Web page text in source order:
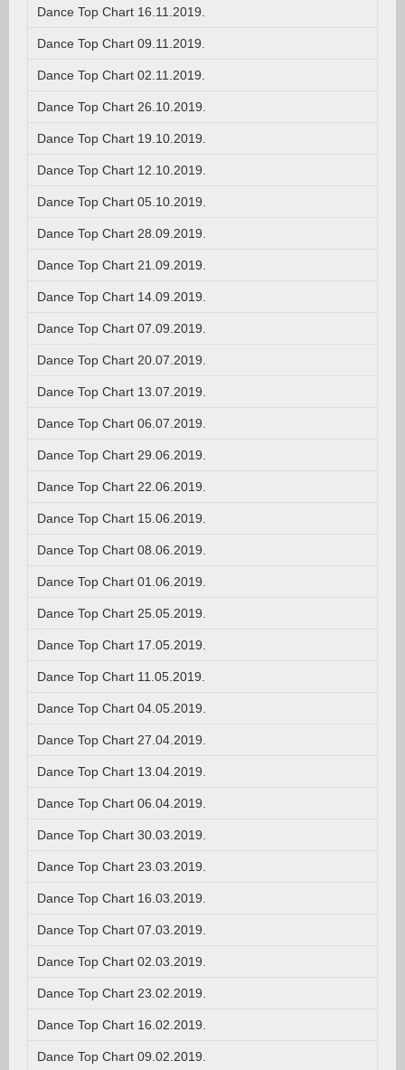
Dance Top Chart 16.11.2019.
Dance Top Chart 09.11.2019.
Dance Top Chart 02.11.2019.
Dance Top Chart 26.10.2019.
Dance Top Chart 19.10.2019.
Dance Top Chart 12.10.2019.
Dance Top Chart 05.10.2019.
Dance Top Chart 28.09.2019.
Dance Top Chart 21.09.2019.
Dance Top Chart 14.09.2019.
Dance Top Chart 07.09.2019.
Dance Top Chart 20.07.2019.
Dance Top Chart 13.07.2019.
Dance Top Chart 06.07.2019.
Dance Top Chart 29.06.2019.
Dance Top Chart 22.06.2019.
Dance Top Chart 15.06.2019.
Dance Top Chart 08.06.2019.
Dance Top Chart 01.06.2019.
Dance Top Chart 25.05.2019.
Dance Top Chart 17.05.2019.
Dance Top Chart 11.05.2019.
Dance Top Chart 04.05.2019.
Dance Top Chart 27.04.2019.
Dance Top Chart 13.04.2019.
Dance Top Chart 06.04.2019.
Dance Top Chart 30.03.2019.
Dance Top Chart 23.03.2019.
Dance Top Chart 16.03.2019.
Dance Top Chart 07.03.2019.
Dance Top Chart 02.03.2019.
Dance Top Chart 23.02.2019.
Dance Top Chart 16.02.2019.
Dance Top Chart 09.02.2019.